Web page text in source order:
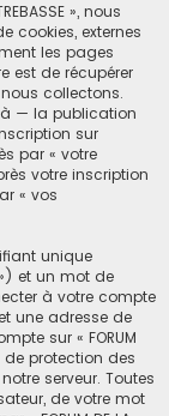
», nous
cookies, externes
les pages
est de récupérer
collectons.
à — la publication
sur
par « votre
votre inscription
« vos
unique
et un mot de
à votre compte
une adresse de
sur « FORUM
de protection des
serveur. Toutes
de votre mot